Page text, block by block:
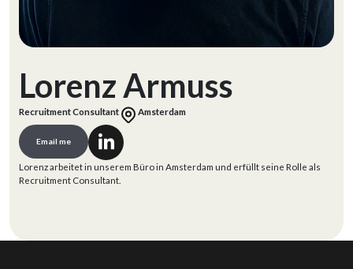
Lorenz Armuss
Recruitment Consultant Amsterdam
Email me
Lorenz arbeitet in unserem Büro in Amsterdam und erfüllt seine Rolle als
Recruitment Consultant.